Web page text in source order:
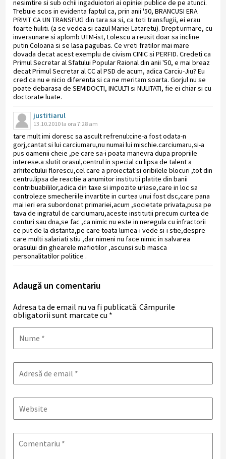
nesimtire si sub ochii ingaduiotori ai opiniei publice de pe atunci.
Trebuie scos in evidenta faptul ca, prin anii '50, BRANCUSI ERA
PRIVIT CA UN TRANSFUG din tara sa si, ca toti transfugii, ei erau
foarte huliti. (a se vedea si cazul Mariei Lataretu). Drept urmare, cu
inversunare si aplomb UTM-ist, Lolescu a reusit doar sa incline
putin Coloana si se lasa pagubas. Ce vreti fratilor mai mare
dovada decat acest exemplu de civism CINIC si PERFID. Credeti ca
Primul Secretar al Sfatului Popular Raional din anii '50, e mai breaz
decat Primul Secretar al CC al PSD de acum, adica Carciu-Jiu? Eu
cred ca nu e nicio diferenta si ca ne meritam soarta. Gorjul nu se
poate debarasa de SEMIDOCTI, INCULTI si NULITATI, fie ei chiar si cu
doctorate luate.
justitiarul
13.10.2010 la ora 7:28 am
tare mult imi doresc sa ascult refrenul:cine-a fost odata-n
gorj,cantat si lui carciumaru,nu numai lui mischie.carciumaru,si-a
pus oamenii cheie ,pe care sa-i poata manevra dupa propriile
interese.a slutit orasul,centrul in special cu lipsa de talent a
arhitectului florescu,cel care a proiectat si oribilele blocuri ,tot din
centru.lipsa de reactie a anumitor institutii platite din banii
contribuabililor,adica din taxe si impozite uriase,care in loc sa
controleze smecheriile invartite in curtea unui fost dsc,care pana
mai ieri era subordonat primariei,acum ,societate privata,pusa pe
tava de ingratul de carciumaru,aceste institutii precum curtea de
conturi sau dna,se fac ,ca nimic nu este in neregula cu infractorii
ce put de la distanta,pe care toata lumea-i vede si-i stie,despre
care multi salariati stiu ,dar nimeni nu face nimic in salvarea
orasului din ghearele mafiotilor ,ascunsi sub masca
personalitatilor politice .
Adaugă un comentariu
Adresa ta de email nu va fi publicată. Câmpurile
obligatorii sunt marcate cu *